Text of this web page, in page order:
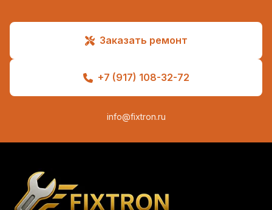
Заказать ремонт
+7 (917) 108-32-72
info@fixtron.ru